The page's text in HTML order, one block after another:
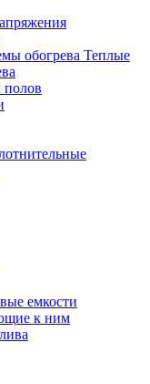
Теплые
емкости
к ним